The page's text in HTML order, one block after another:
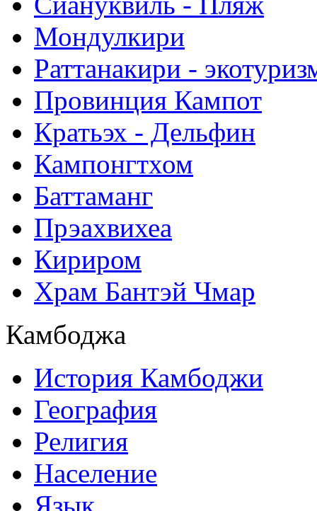
Мондулкири
Раттанакири -
Провинция Кампот
Кратьэх - Дельфин
Кампонгтхом
Баттаманг
Прэахвихеа
Кириром
Храм Бантэй Чмар
Камбоджа
История Камбоджи
География
Религия
Население